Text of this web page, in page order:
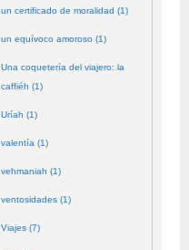
un certificado de moralidad (1)
un equívoco amoroso (1)
Una coquetería del viajero: la
caffiéh (1)
Uríah (1)
valentía (1)
vehmaniah (1)
ventosidades (1)
Viajes (7)